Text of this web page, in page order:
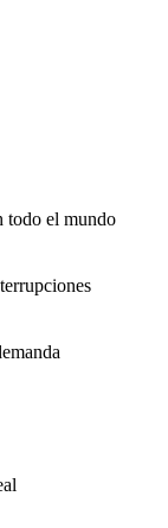
todo el mundo